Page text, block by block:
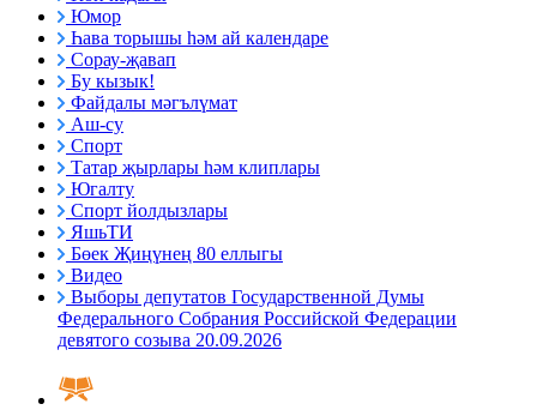
Юмор
Һава торышы һәм ай календаре
Сорау-җавап
Бу кызык!
Файдалы мәгълүмат
Аш-су
Спорт
Татар җырлары һәм клиплары
Югалту
Спорт йолдызлары
ЯшьТИ
Бөек Җиңүнең 80 еллыгы
Видео
Выборы депутатов Государственной Думы
Федерального Собрания Российской Федерации
девятого созыва 20.09.2026